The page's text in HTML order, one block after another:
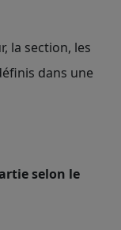
la section, les
dans une
selon le